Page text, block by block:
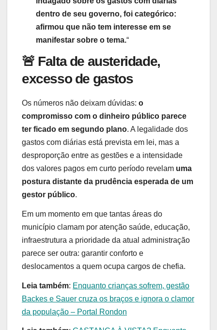
dentro de seu governo, foi categórico:
afirmou que não tem interesse em se
manifestar sobre o tema.“
🚨 Falta de austeridade,
excesso de gastos
Os números não deixam dúvidas: o
compromisso com o dinheiro público parece
ter ficado em segundo plano. A legalidade dos
gastos com diárias está prevista em lei, mas a
desproporção entre as gestões e a intensidade
dos valores pagos em curto período revelam uma
postura distante da prudência esperada de um
gestor público.
Em um momento em que tantas áreas do
município clamam por atenção saúde, educação,
infraestrutura a prioridade da atual administração
parece ser outra: garantir conforto e
deslocamentos a quem ocupa cargos de chefia.
Leia também: Enquanto crianças sofrem, gestão
Backes e Sauer cruza os braços e ignora o clamor
da população – Portal Rondon